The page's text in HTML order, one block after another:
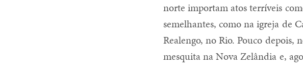
norte importam atos terríveis
semelhantes, como na igreja de
Realengo, no Rio. Pouco depois,
mesquita na Nova Zelândia e,